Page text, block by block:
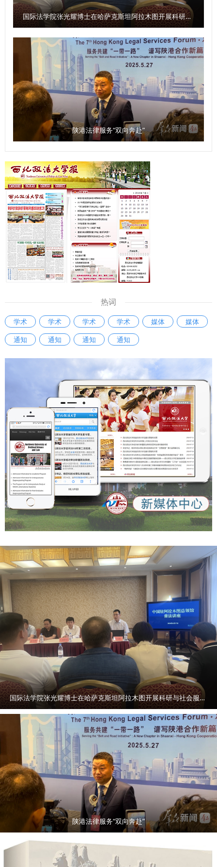
稿：国际交流与合作处 撰稿：梁茵 审核：陈梦琦）
国际法学院张光耀博士在哈萨克斯坦阿拉木图开展科研与社会服务活动
陕港法律服务“双向奔赴”
热词
学术 学术 学术 学术 媒体
媒体
通知
通知 通知 通知
国际法学院张光耀博士在哈萨克斯坦阿拉木图开展科研与社会服务活动
陕港法律服务“双向奔赴”